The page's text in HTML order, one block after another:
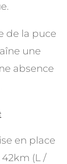
de la puce
une
absence
en place
(L /